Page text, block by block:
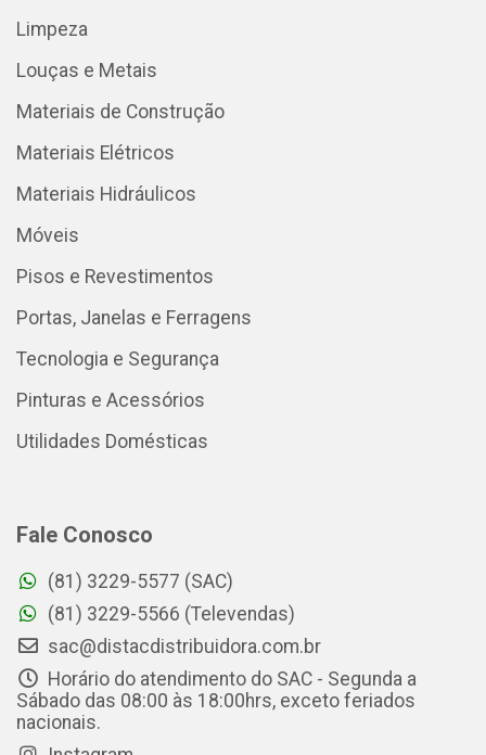
Limpeza
Louças e Metais
Materiais de Construção
Materiais Elétricos
Materiais Hidráulicos
Móveis
Pisos e Revestimentos
Portas, Janelas e Ferragens
Tecnologia e Segurança
Pinturas e Acessórios
Utilidades Domésticas
Fale Conosco
(81) 3229-5577 (SAC)
(81) 3229-5566 (Televendas)
sac@distacdistribuidora.com.br
Horário do atendimento do SAC - Segunda a
Sábado das 08:00 às 18:00hrs, exceto feriados
nacionais.